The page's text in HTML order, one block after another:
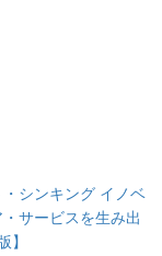
シンキング イノベ
サービスを生み出
】